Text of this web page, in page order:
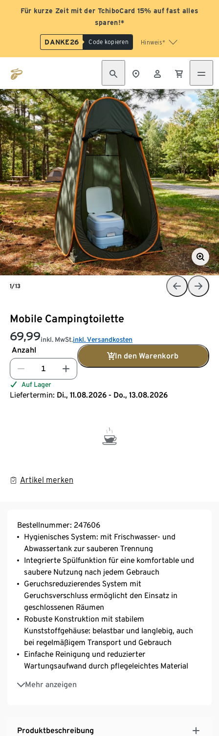
Für kurze Zeit mit der TchiboCard 15% auf fast alles
sparen!*
DANKE26 Code kopieren Hinweis*
Mobile Campingtoilette
69,99inkl. MwSt.inkl. Versandkosten
Anzahl
In den Warenkorb
Auf Lager
Liefertermin: Di., 11.08.2026 - Do., 13.08.2026
Artikel merken
1/13
Bestellnummer: 247606
Hygienisches System: mit Frischwasser- und
Abwassertank zur sauberen Trennung
Integrierte Spülfunktion für eine komfortable und
saubere Nutzung nach jedem Gebrauch
Geruchsreduzierendes System mit
Geruchsverschluss ermöglicht den Einsatz in
geschlossenen Räumen
Robuste Konstruktion mit stabilem
Kunststoffgehäuse: belastbar und langlebig, auch
bei regelmäßigem Transport und Gebrauch
Einfache Reinigung und reduzierter
Wartungsaufwand durch pflegeleichtes Material
Mehr anzeigen
Geringes Gewicht und kompakte Maße: einfacher
Transport und platzsparende Lagerung
Wassertanks immer im Blick
Produktbeschreibung